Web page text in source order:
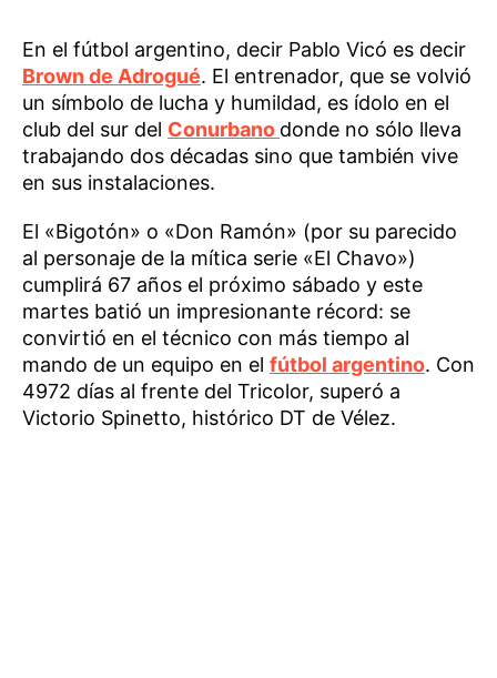
En el fútbol argentino, decir Pablo Vicó es decir
Brown de Adrogué. El entrenador, que se volvió
un símbolo de lucha y humildad, es ídolo en el
club del sur del Conurbano donde no sólo lleva
trabajando dos décadas sino que también vive
en sus instalaciones.
El «Bigotón» o «Don Ramón» (por su parecido
al personaje de la mítica serie «El Chavo»)
cumplirá 67 años el próximo sábado y este
martes batió un impresionante récord: se
convirtió en el técnico con más tiempo al
mando de un equipo en el fútbol argentino. Con
4972 días al frente del Tricolor, superó a
Victorio Spinetto, histórico DT de Vélez.